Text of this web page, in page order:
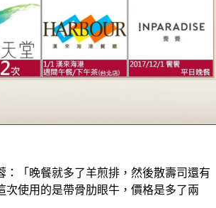
：「晚餐就多了羊煎排，然後散壽司還有
次使用的是帶骨肋眼牛，價格是多了兩